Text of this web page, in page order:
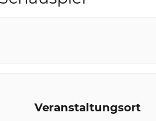
Veranstaltungsort